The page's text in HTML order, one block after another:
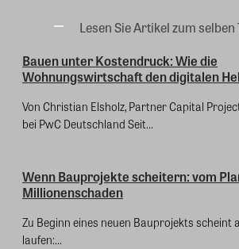
Lesen Sie Artikel zum selben
Bauen unter Kostendruck: Wie die
Wohnungswirtschaft den digitalen
Von Christian Elsholz, Partner Capital
bei PwC Deutschland Seit...
Wenn Bauprojekte scheitern: vom
Millionenschaden
Zu Beginn eines neuen Bauprojekts scheint
laufen:...